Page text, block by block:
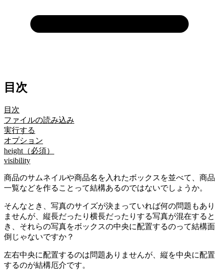
目次
目次
ファイルの読み込み
実行する
オプション
height（必須）
visibility
商品のサムネイルや商品名を入れたボックスを並べて、商品
一覧などを作ることって結構あるのではないでしょうか。
そんなとき、写真のサイズが決まっていれば何の問題もあり
ませんが、縦長だったり横長だったりする写真が混在すると
き、それらの写真をボックスの中央に配置するのって結構面
倒じゃないですか？
左右中央に配置するのは問題ありませんが、縦を中央に配置
するのが結構厄介です。